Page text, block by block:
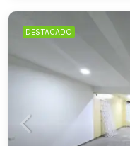
DESTACADO